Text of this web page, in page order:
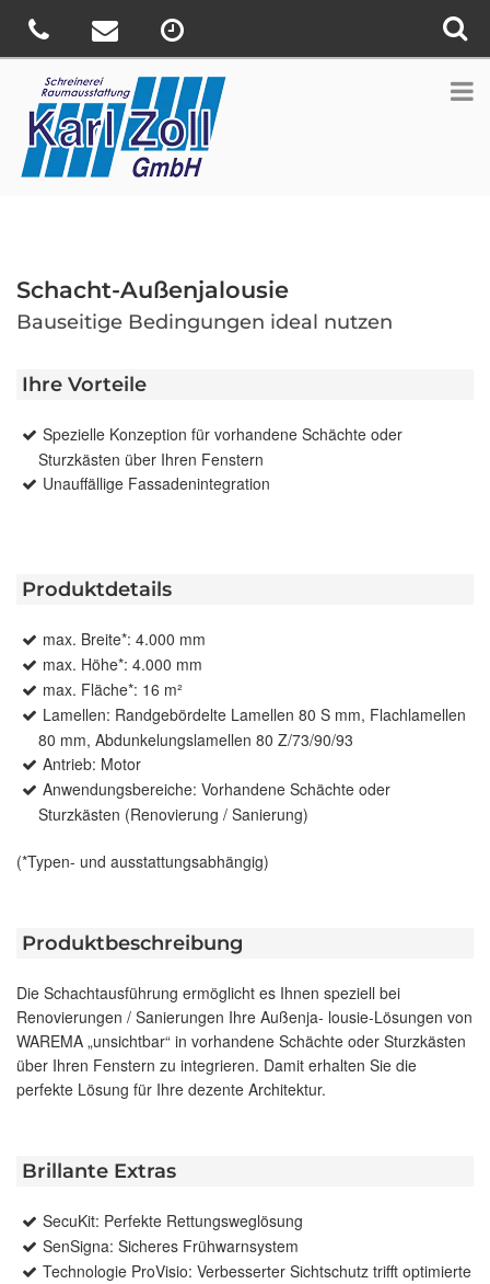
Schacht-Außenjalousie
Bauseitige Bedingungen ideal nutzen
Ihre Vorteile
Spezielle Konzeption für vorhandene Schächte oder
Sturzkästen über Ihren Fenstern
Unauffällige Fassadenintegration
Produktdetails
max. Breite*: 4.000 mm
max. Höhe*: 4.000 mm
max. Fläche*: 16 m²
Lamellen: Randgebördelte Lamellen 80 S mm, Flachlamellen
80 mm, Abdunkelungslamellen 80 Z/73/90/93
Antrieb: Motor
Anwendungsbereiche: Vorhandene Schächte oder
Sturzkästen (Renovierung / Sanierung)
(*Typen- und ausstattungsabhängig)
Produktbeschreibung
Die Schachtausführung ermöglicht es Ihnen speziell bei
Renovierungen / Sanierungen Ihre Außenja- lousie-Lösungen von
WAREMA „unsichtbar“ in vorhandene Schächte oder Sturzkästen
über Ihren Fenstern zu integrieren. Damit erhalten Sie die
perfekte Lösung für Ihre dezente Architektur.
Brillante Extras
SecuKit: Perfekte Rettungsweglösung
SenSigna: Sicheres Frühwarnsystem
Technologie ProVisio: Verbesserter Sichtschutz trifft optimierte